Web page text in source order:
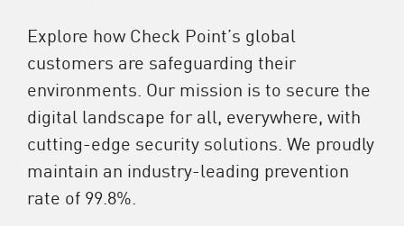
Explore how Check Point’s global
customers are safeguarding their
environments. Our mission is to secure the
digital landscape for all, everywhere, with
cutting-edge security solutions. We proudly
maintain an industry-leading prevention
rate of 99.8%.